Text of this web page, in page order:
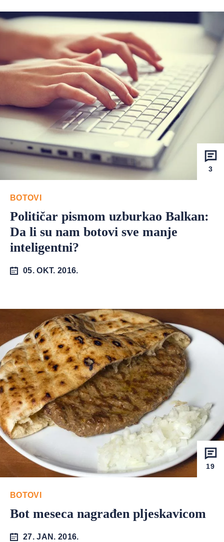
3
BOTOVI
Političar pismom uzburkao Balkan:
Da li su nam botovi sve manje
inteligentni?
05. OKT. 2016.
19
BOTOVI
Bot meseca nagrađen pljeskavicom
27. JAN. 2016.